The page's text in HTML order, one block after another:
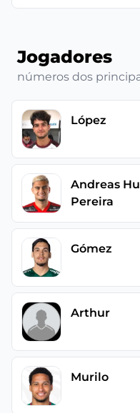
Jogadores
números dos
López
Andreas
Pereira
Gómez
Arthur
Murilo